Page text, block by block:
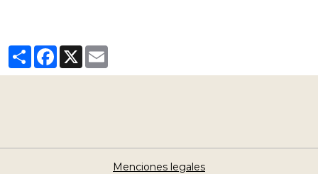
PartagerFacebook
X
Menciones legales